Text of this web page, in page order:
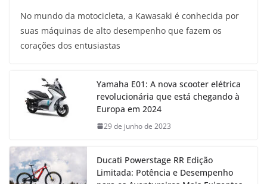
No mundo da motocicleta, a Kawasaki é conhecida por
suas máquinas de alto desempenho que fazem os
corações dos entusiastas
Yamaha E01: A nova scooter elétrica
revolucionária que está chegando à
Europa em 2024
29 de junho de 2023
Ducati Powerstage RR Edição
Limitada: Potência e Desempenho